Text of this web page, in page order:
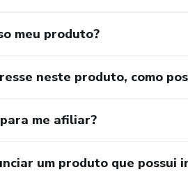
meu produto?
neste produto, como
me afiliar?
um produto que possui